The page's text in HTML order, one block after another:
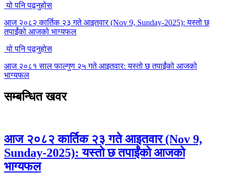
यो पनि पढ्नुहोस
आज २०८२ कार्तिक २३ गते आइतवार (Nov 9, Sunday-2025): यस्तो छ
तपाईंको आजको भाग्यफल
यो पनि पढ्नुहोस
आज २०८१ साल फाल्गुण २५ गते आइतवार: यस्तो छ तपाईंको आजको
भाग्यफल
सम्बन्धित खवर
आज २०८२ कार्तिक २३ गते आइतवार (Nov 9,
Sunday-2025): यस्तो छ तपाईंको आजको
भाग्यफल